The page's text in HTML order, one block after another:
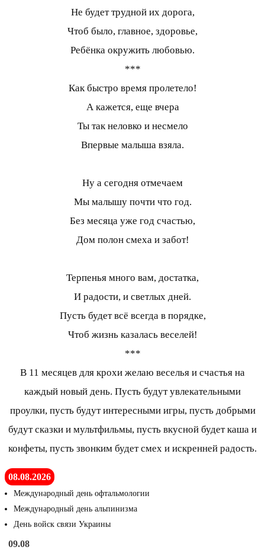
Не будет трудной их дорога,
Чтоб было, главное, здоровье,
Ребёнка окружить любовью.
***
Как быстро время пролетело!
А кажется, еще вчера
Ты так неловко и несмело
Впервые малыша взяла.
Ну а сегодня отмечаем
Мы малышу почти что год.
Без месяца уже год счастью,
Дом полон смеха и забот!
Терпенья много вам, достатка,
И радости, и светлых дней.
Пусть будет всё всегда в порядке,
Чтоб жизнь казалась веселей!
***
В 11 месяцев для крохи желаю веселья и счастья на
каждый новый день. Пусть будут увлекательными
проулки, пусть будут интересными игры, пусть добрыми
будут сказки и мультфильмы, пусть вкусной будет каша и
конфеты, пусть звонким будет смех и искренней радость.
08.08.2026
Международный день офтальмологии
Международный день альпинизма
День войск связи Украины
09.08